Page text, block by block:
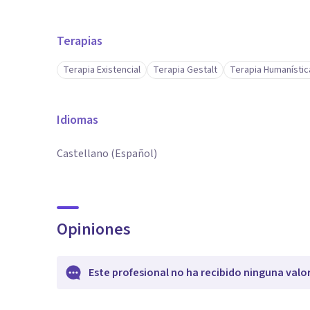
Terapias
Terapia Existencial Terapia Gestalt Terapia
Idiomas
Castellano (Español)
Opiniones
Este profesional no ha recibido ninguna